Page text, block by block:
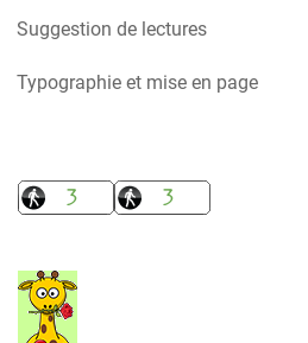
Suggestion de lectures
Typographie et mise en page